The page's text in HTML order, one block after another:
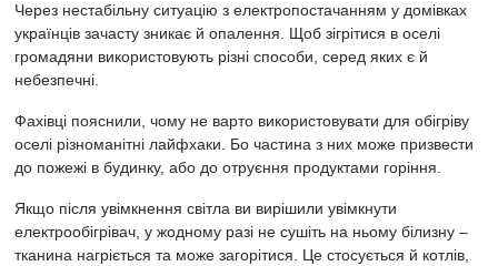
Через нестабільну ситуацію з електропостачанням у домівках
українців зачасту зникає й опалення. Щоб зігрітися в оселі
громадяни використовують різні способи, серед яких є й
небезпечні.
Фахівці пояснили, чому не варто використовувати для обігріву
оселі різноманітні лайфхаки. Бо частина з них може призвести
до пожежі в будинку, або до отруєння продуктами горіння.
Якщо після увімкнення світла ви вирішили увімкнути
електрообігрівач, у жодному разі не сушіть на ньому білизну –
тканина нагріється та може загорітися. Це стосується й котлів,